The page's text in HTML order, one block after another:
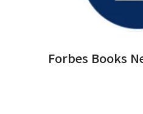
Forbes Books